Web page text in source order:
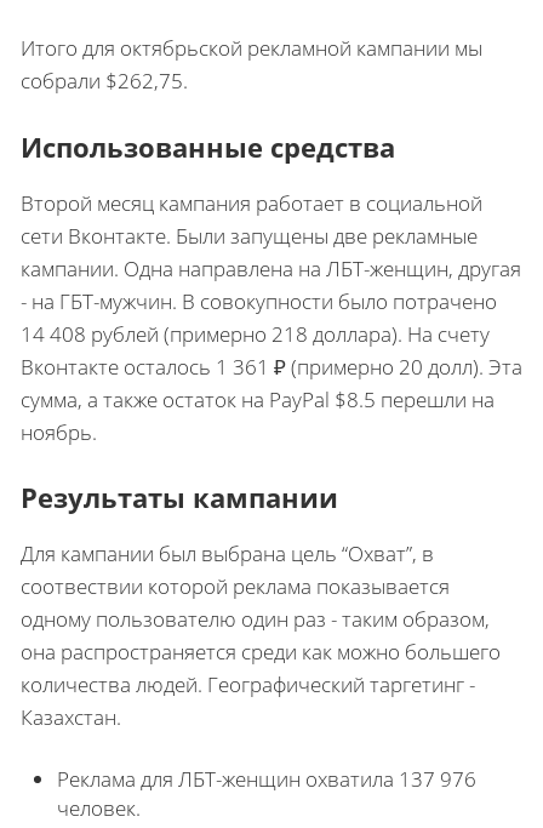
Итого для октябрьской рекламной кампании мы
собрали $262,75.
Использованные средства
Второй месяц кампания работает в социальной
сети Вконтакте. Были запущены две рекламные
кампании. Одна направлена на ЛБТ-женщин, другая
- на ГБТ-мужчин. В совокупности было потрачено
14 408 рублей (примерно 218 доллара). На счету
Вконтакте осталось 1 361 ₽ (примерно 20 долл). Эта
сумма, а также остаток на PayPal $8.5 перешли на
ноябрь.
Результаты кампании
Для кампании был выбрана цель “Охват”, в
соотвествии которой реклама показывается
одному пользователю один раз - таким образом,
она распространяется среди как можно большего
количества людей. Географический таргетинг -
Казахстан.
Реклама для ЛБТ-женщин охватила 137 976
человек.